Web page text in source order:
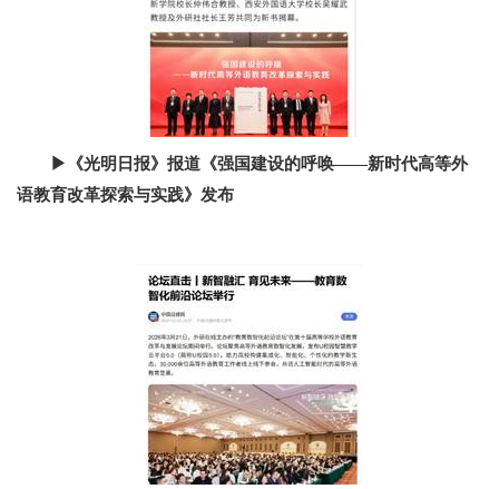
▶ 《光明日报》报道《强国建设的呼唤——新时代高等外
语教育改革探索与实践》发布